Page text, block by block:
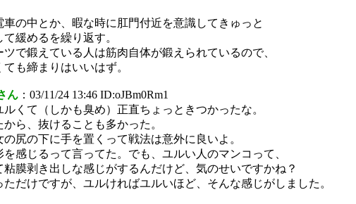
の中とか、暇な時に肛門付近を意識してきゅっと
緩めるを繰り返す。
で鍛えている人は筋肉自体が鍛えられているので、
も締まりはいいはず。
ん ：03/11/24 13:46 ID:oJBm0Rm1
くて（しかも臭め）正直ちょっときつかったな。
ら、抜けることも多かった。
尻の下に手を置くって戦法は意外に良いよ。
感じるって言ってた。でも、ユルい人のマンコって、
粘膜剥き出しな感じがするんだけど、気のせいですかね？
だけですが、ユルければユルいほど、そんな感じがしました。